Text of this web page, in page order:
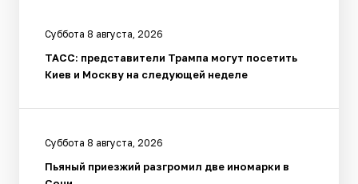
Суббота 8 августа, 2026
ТАСС: представители Трампа могут посетить
Киев и Москву на следующей неделе
Суббота 8 августа, 2026
Пьяный приезжий разгромил две иномарки в